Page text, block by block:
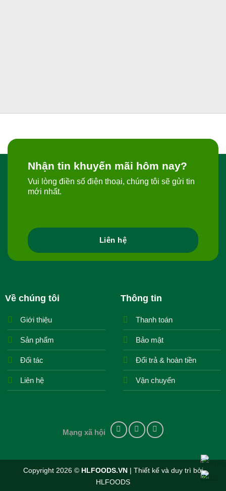
Nhận tin khuyến mãi hôm nay?
Vui lòng điền số điện thoại, chúng tôi sẽ gửi tin
mới nhất.
Liên hệ
Về chúng tôi
Giới thiệu
Sản phẩm
Đối tác
Liên hệ
Thông tin
Thanh toán
Bảo mật
Đổi trả & hoàn tiền
Vận chuyển
Mạng xã hội
Copyright 2026 © HLFOODS.VN| Thiết kế và duy trì bởi
HLFOODS